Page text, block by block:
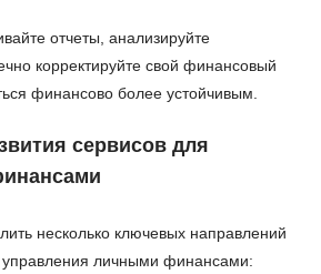
отчеты, анализируйте
корректируйте свой финансовый
финансово более устойчивым.
сервисов для
несколько ключевых направлений
управления личными финансами: